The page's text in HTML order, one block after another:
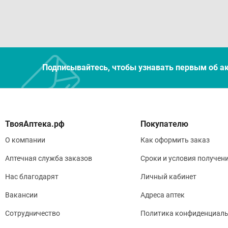
Подписывайтесь, чтобы узнавать первым об
О компании
Аптечная служба заказов
Нас благодарят
Вакансии
Сотрудничество
Покупателю
Как оформить заказ
Сроки и условия
Личный кабинет
Адреса аптек
Политика